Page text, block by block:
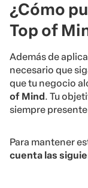
¿Cómo
Top of
Además de
necesario que
que tu negocio
of Mind . Tu
siempre
Para mantener
cuenta las